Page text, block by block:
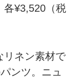
各¥3,520（税
リネン素材で
ンツ。ニュ